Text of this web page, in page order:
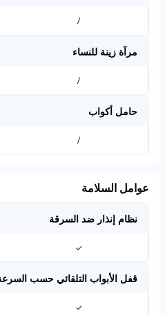
/
مرآة زينة للنساء
/
حامل أكواب
/
عوامل السلامة
نظام إنذار ضد السرقة
✓
قفل الأبواب التلقائي حسب
✓